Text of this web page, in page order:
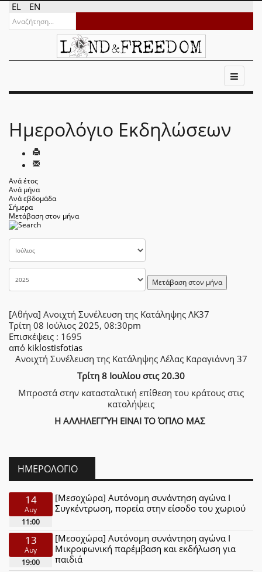
EL EN
Ημερολόγιο Εκδηλώσεων
Ανά έτος
Ανά μήνα
Ανά εβδομάδα
Σήμερα
Μετάβαση στον μήνα
Μετάβαση στον μήνα
[Αθήνα] Ανοιχτή Συνέλευση της Κατάληψης ΛΚ37
Τρίτη 08 Ιούλιος 2025, 08:30pm
Επισκέψεις : 1695
από kiklostisfotias
Ανοιχτή Συνέλευση της Κατάληψης Λέλας Καραγιάννη 37
Τρίτη 8 Ιουλίου στις 20.30
Μπροστά στην κατασταλτική επίθεση του κράτους στις
καταλήψεις
Η ΑΛΛΗΛΕΓΓΎΗ ΕΙΝΑΙ ΤΟ ΌΠΛΟ ΜΑΣ
ΗΜΕΡΟΛΌΓΙΟ
14
Αυγ
11:00
[Μεσοχώρα] Αυτόνομη συνάντηση αγώνα Ι
Συγκέντρωση, πορεία στην είσοδο του χωριού
13
Αυγ
19:00
[Μεσοχώρα] Αυτόνομη συνάντηση αγώνα Ι
Μικροφωνική παρέμβαση και εκδήλωση για
παιδιά